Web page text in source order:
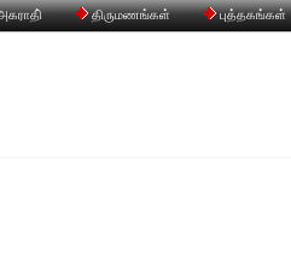
திருமணங்கள் புத்தகங்கள்